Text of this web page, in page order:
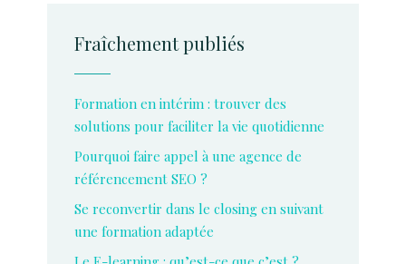
Fraîchement publiés
Formation en intérim : trouver des
solutions pour faciliter la vie quotidienne
Pourquoi faire appel à une agence de
référencement SEO ?
Se reconvertir dans le closing en suivant
une formation adaptée